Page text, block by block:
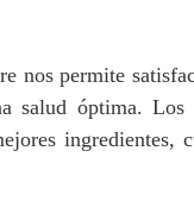
nos permite
salud óptima. Los
ingredientes,